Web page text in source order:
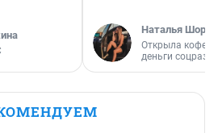
Наталья
Открыла
деньги